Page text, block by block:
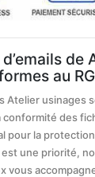
de
au
Atelier usinages
conformité des
pour la
une priorité,
vous